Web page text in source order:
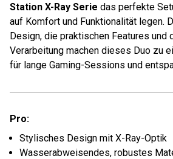
Station X-Ray Serie das perfekte
auf Komfort und Funktionalität legen.
Design, die praktischen Features und
Verarbeitung machen dieses Duo zu
für lange Gaming-Sessions und
Pro:
Stylisches Design mit X-Ray-Optik
Wasserabweisendes, robustes